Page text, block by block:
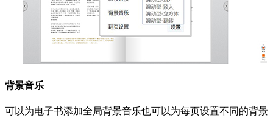
背景音乐
可以为电子书添加全局背景音乐也可以为每页设置不同的背景